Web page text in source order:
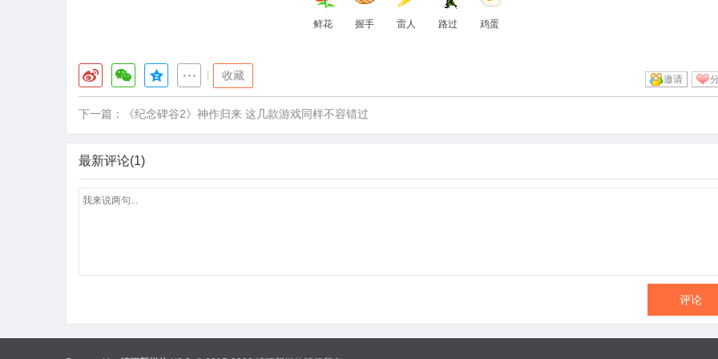
鲜花 握手 雷人 路过 鸡蛋
收藏 邀请
下一篇： 《纪念碑谷2》神作归来 这几款游戏同样不容错过
最新评论(1)
评论